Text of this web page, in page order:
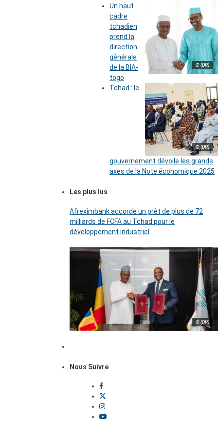
© (DR)
Un haut
cadre
tchadien
prend la
direction
générale
de la BIA-
togo
© (DR)
Tchad : le
gouvernement dévoile les grands
axes de la Note économique 2025
Les plus lus
Afreximbank accorde un prêt de plus de 72
milliards de FCFA au Tchad pour le
développement industriel
© (DR)
Nous Suivre